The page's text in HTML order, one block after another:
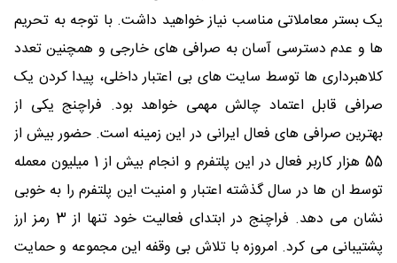
یک بستر معاملاتی مناسب نیاز خواهید داشت. با توجه به تحریم
ها و عدم دسترسی آسان به صرافی های خارجی و همچنین تعدد
کلاهبرداری ها توسط سایت های بی اعتبار داخلی، پیدا کردن یک
صرافی قابل اعتماد چالش مهمی خواهد بود. فراچنج یکی از
بهترین صرافی های فعال ایرانی در این زمینه است. حضور بیش از
55 هزار کاربر فعال در این پلتفرم و انجام بیش از 1 میلیون معمله
توسط ان ها در سال گذشته اعتبار و امنیت این پلتفرم را به خوبی
نشان می دهد. فراچنج در ابتدای فعالیت خود تنها از 3 رمز ارز
پشتیبانی می کرد. امروزه با تلاش بی وقفه این مجموعه و حمایت